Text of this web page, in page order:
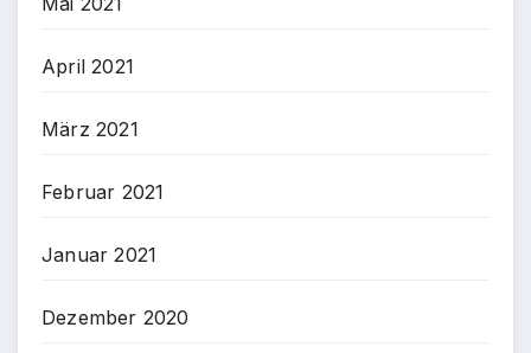
April 2021
März 2021
Februar 2021
Januar 2021
Dezember 2020